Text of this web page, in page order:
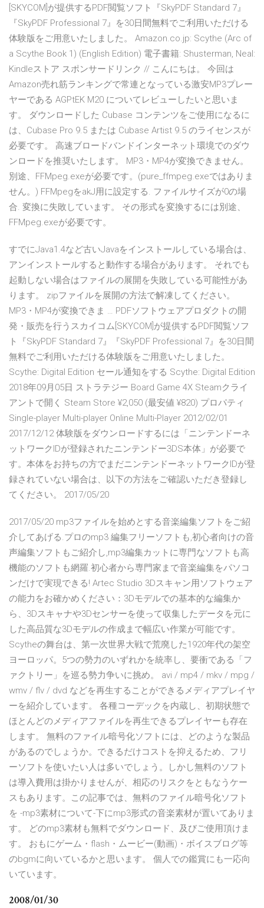
[SKYCOM]が提供するPDF閲覧ソフト『SkyPDF Standard 7』
『SkyPDF Professional 7』を30日間無料でご利用いただける
体験版をご用意いたしました。 Amazon.co.jp: Scythe (Arc of
a Scythe Book 1) (English Edition) 電子書籍: Shusterman, Neal:
Kindleストア スポンサードリンク // こんにちは。 今回は
Amazon売れ筋ランキングで常連となっている激安MP3プレー
ヤーである AGPtEK M20 についてレビューしたいと思いま
す。 ダウンロードした Cubase コンテンツをご使用になるに
は、Cubase Pro 9.5 または Cubase Artist 9.5 のライセンスが
必要です。 高速ブロードバンドインターネット環境でのダウ
ンロードを推奨いたします。 MP3・MP4が変換できません。
別途、FFMpeg.exeが必要です。(pure_ffmpeg.exeではありま
せん。) FFMpegをakJ用に設定する. ファイルサイズが0の場
合. 変換に失敗しています。 その形式を変換するには別途、
FFMpeg.exeが必要です。
すでにJava1.4など古いJavaをインストールしている場合は、
アンインストールすると動作する場合があります。 それでも
起動しない場合はファイルの展開を失敗している可能性があ
ります。 zipファイルを展開の方法で解凍してください。
MP3・MP4が変換できま … PDFソフトウェアプロダクトの開
発・販売を行うスカイコム[SKYCOM]が提供するPDF閲覧ソフ
ト『SkyPDF Standard 7』『SkyPDF Professional 7』を30日間
無料でご利用いただける体験版をご用意いたしました。
Scythe: Digital Edition セール通知をする Scythe: Digital Edition
2018年09月05日 ストラテジー Board Game 4X Steamクライ
アントで開く Steam Store ¥2,050 (最安値 ¥820) プロパティ
Single-player Multi-player Online Multi-Player 2012/02/01
2017/12/12 体験版をダウンロードするには「ニンテンドーネ
ットワークIDが登録されたニンテンドー3DS本体」が必要で
す。本体をお持ちの方でまだニンテンドーネットワークIDが登
録されていない場合は、以下の方法をご確認いただき登録し
てください。 2017/05/20
2017/05/20 mp3ファイルを始めとする音楽編集ソフトをご紹
介してあげる.プロのmp3 編集フリーソフトも,初心者向けの音
声編集ソフトもご紹介し,mp3編集カットに専門なソフトも高
機能のソフトも網羅.初心者から専門家まで音楽編集をパソコ
ンだけで実現できる! Artec Studio 3Dスキャン用ソフトウェア
の能力をお確かめください：3Dモデルでの基本的な編集か
ら、3Dスキャナや3Dセンサーを使って収集したデータを元に
した高品質な3Dモデルの作成まで幅広い作業が可能です。
Scytheの舞台は、第一次世界大戦で荒廃した1920年代の架空
ヨーロッパ。5つの勢力のいずれかを統率し、要衝である「フ
ァクトリー」を巡る勢力争いに挑め。 avi / mp4 / mkv / mpg /
wmv / flv / dvd などを再生することができるメディアプレイヤ
ーを紹介しています。 各種コーデックを内蔵し、初期状態で
ほとんどのメディアファイルを再生できるプレイヤーも存在
します。 無料のファイル暗号化ソフトには、どのような製品
があるのでしょうか。できるだけコストを抑えるため、フリ
ーソフトを使いたい人は多いでしょう。しかし無料のソフト
は導入費用は掛かりませんが、相応のリスクをともなうケー
スもあります。この記事では、無料のファイル暗号化ソフト
を -mp3素材について-下にmp3形式の音楽素材が置いてありま
す。 どのmp3素材も無料でダウンロード、及びご使用頂けま
す。 おもにゲーム・flash・ムービー(動画)・ボイスブログ等
のbgmに向いているかと思います。 個人での鑑賞にも一応向
いています。
2008/01/30